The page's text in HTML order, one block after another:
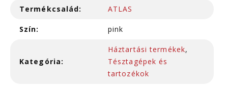
Termékcsalád: ATLAS
Szín: pink
Kategória:
Háztartási termékek,
Tésztagépek és
tartozékok